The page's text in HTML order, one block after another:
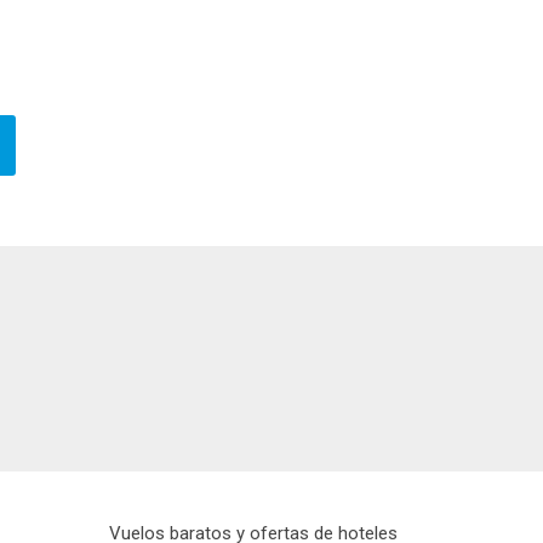
Vuelos baratos y ofertas de hoteles